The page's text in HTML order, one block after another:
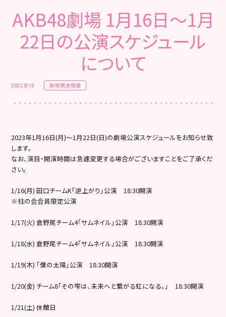
AKB48劇場 1月16日〜1月
22日の公演スケジュール
について
2023.01.10 劇場関連情報
2023年1月16日(月)〜1月22日(日)の劇場公演スケジュールをお知らせ致
します。
なお、演目・開演時間は急遽変更する場合がございますことをご了承くだ
さい。
1/16(月) 田口チームK「逆上がり」公演 18:30開演
※柱の会会員限定公演
1/17(火) 倉野尾チーム4「サムネイル」公演 18:30開演
1/18(水) 倉野尾チーム4「サムネイル」公演 18:30開演
1/19(木) 「僕の太陽」公演 18:30開演
1/20(金) チーム8「その雫は、未来へと繋がる虹になる。」 18:30開演
1/21(土) 休館日